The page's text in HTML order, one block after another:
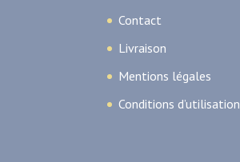
Contact
Livraison
Mentions légales
Conditions d’utilisation